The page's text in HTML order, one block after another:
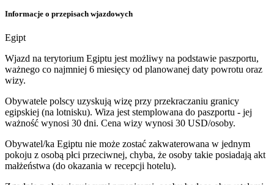
Informacje o przepisach wjazdowych
Egipt
Wjazd na terytorium Egiptu jest możliwy na podstawie paszportu,
ważnego co najmniej 6 miesięcy od planowanej daty powrotu oraz
wizy.
Obywatele polscy uzyskują wizę przy przekraczaniu granicy
egipskiej (na lotnisku). Wiza jest stemplowana do paszportu - jej
ważność wynosi 30 dni. Cena wizy wynosi 30 USD/osoby.
Obywatel/ka Egiptu nie może zostać zakwaterowana w jednym
pokoju z osobą płci przeciwnej, chyba, że osoby takie posiadają akt
małżeństwa (do okazania w recepcji hotelu).